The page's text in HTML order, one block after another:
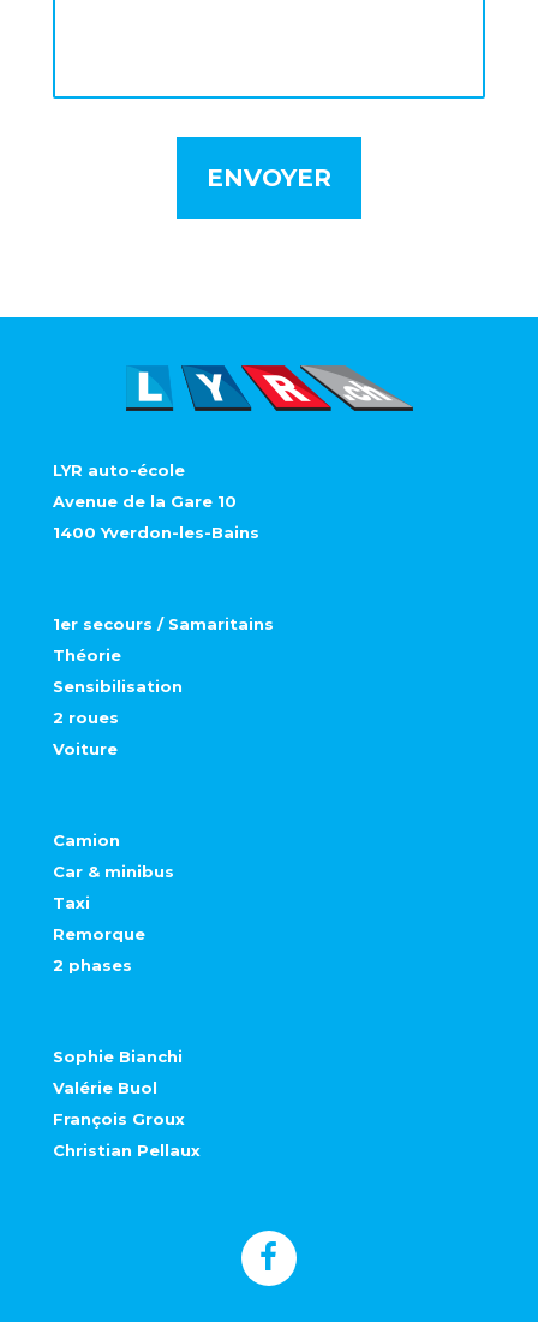
LYR auto-école
Avenue de la Gare 10
1400 Yverdon-les-Bains
1er secours / Samaritains
Théorie
Sensibilisation
2 roues
Voiture
Camion
Car & minibus
Taxi
Remorque
2 phases
Sophie Bianchi
Valérie Buol
François Groux
Christian Pellaux